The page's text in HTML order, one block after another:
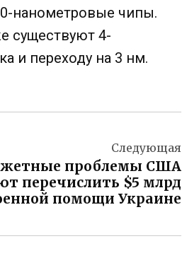
нанометровые чипы.
существуют 4-
и переходу на 3 нм.
Следующая
проблемы США
перечислить $5 млрд
помощи Украине